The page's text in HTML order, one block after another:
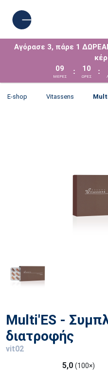
Αγόρασε 3, πάρε 1
09
ΜΈΡΕΣ
: 10
ΩΡΕΣ
:
E-shop Vitassens
Multi'ΕS -
διατροφής
vit02
5,0 (100×)